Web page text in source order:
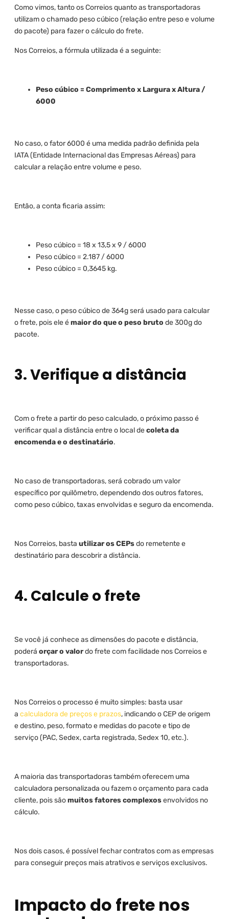
Como vimos, tanto os Correios quanto as transportadoras
utilizam o chamado peso cúbico (relação entre peso e volume
do pacote) para fazer o cálculo do frete.
Nos Correios, a fórmula utilizada é a seguinte:
Peso cúbico = Comprimento x Largura x Altura /
6000
No caso, o fator 6000 é uma medida padrão definida pela
IATA (Entidade Internacional das Empresas Aéreas) para
calcular a relação entre volume e peso.
Então, a conta ficaria assim:
Peso cúbico = 18 x 13,5 x 9 / 6000
Peso cúbico = 2.187 / 6000
Peso cúbico = 0,3645 kg.
Nesse caso, o peso cúbico de 364g será usado para calcular
o frete, pois ele émaior do que o peso bruto de 300g do
pacote.
3. Verifique a distância
Com o frete a partir do peso calculado, o próximo passo é
verificar qual a distância entre o local decoleta da
encomenda e o destinatário.
No caso de transportadoras, será cobrado um valor
específico por quilômetro, dependendo dos outros fatores,
como peso cúbico, taxas envolvidas e seguro da encomenda.
Nos Correios, basta utilizar os CEPsdo remetente e
destinatário para descobrir a distância.
4. Calcule o frete
Se você já conhece as dimensões do pacote e distância,
poderá orçar o valordo frete com facilidade nos Correios e
transportadoras.
Nos Correios o processo é muito simples: basta usar
a calculadora de preços e prazos, indicando o CEP de origem
e destino, peso, formato e medidas do pacote e tipo de
serviço (PAC, Sedex, carta registrada, Sedex 10, etc.).
A maioria das transportadoras também oferecem uma
calculadora personalizada ou fazem o orçamento para cada
cliente, pois sãomuitos fatores complexosenvolvidos no
cálculo.
Nos dois casos, é possível fechar contratos com as empresas
para conseguir preços mais atrativos e serviços exclusivos.
Impacto do frete nos